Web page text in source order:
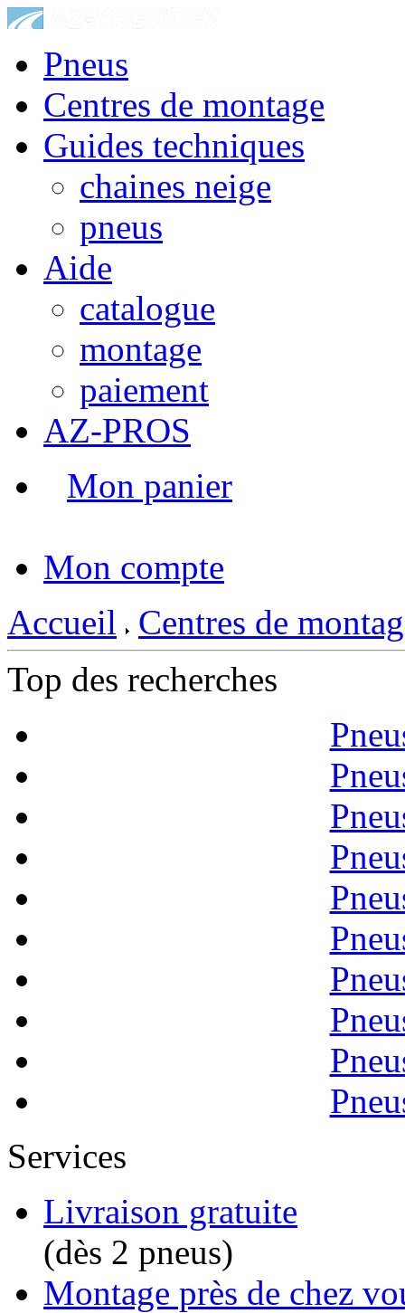
Pneus
Centres de montage
Guides techniques
chaines neige
pneus
Aide
catalogue
montage
paiement
AZ-PROS
Mon panier
Mon compte
Accueil
Centres de
Top des recherches
Services
Livraison gratuite
(dès 2 pneus)
Montage près de chez